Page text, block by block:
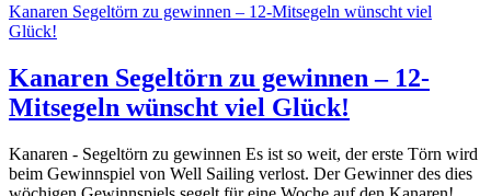
Kanaren Segeltörn zu gewinnen – 12-Mitsegeln wünscht viel
Glück!
Kanaren Segeltörn zu gewinnen – 12-
Mitsegeln wünscht viel Glück!
Kanaren - Segeltörn zu gewinnen Es ist so weit, der erste Törn wird
beim Gewinnspiel von Well Sailing verlost. Der Gewinner des dies